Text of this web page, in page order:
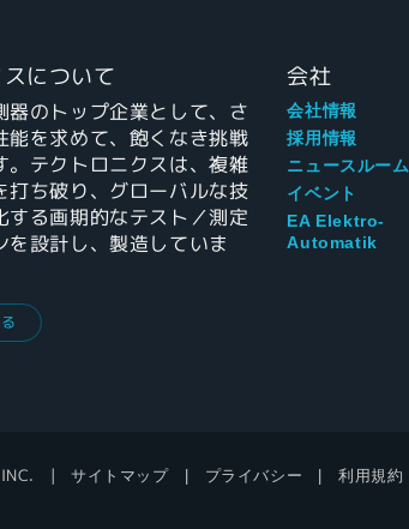
について
器のトップ企業として、さ
能を求めて、飽くなき挑戦
。テクトロニクスは、複雑
打ち破り、グローバルな技
する画期的なテスト／測定
を設計し、製造していま
会社
会社情報
採用情報
ニュースルーム
イベント
EA Elektro-
Automatik
サイトマップ プライバシー 利用規約